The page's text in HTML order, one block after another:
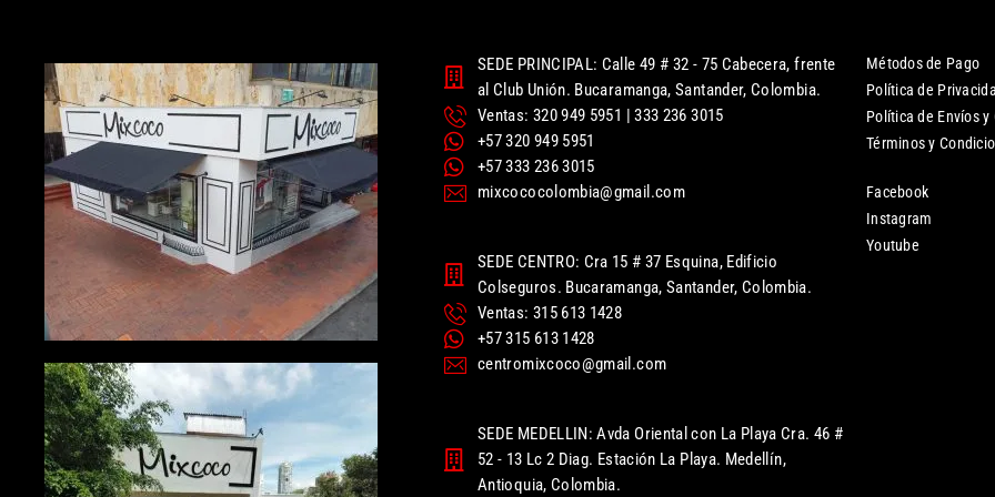
SEDE PRINCIPAL: Calle 49 # 32 - 75 Cabecera, frente
al Club Unión. Bucaramanga, Santander, Colombia.
Ventas: 320 949 5951 | 333 236 3015
+57 320 949 5951
+57 333 236 3015
mixcococolombia@gmail.com
SEDE CENTRO: Cra 15 # 37 Esquina, Edificio
Colseguros. Bucaramanga, Santander, Colombia.
Ventas: 315 613 1428
+57 315 613 1428
centromixcoco@gmail.com
SEDE MEDELLIN: Avda Oriental con La Playa Cra. 46 #
52 - 13 Lc 2 Diag. Estación La Playa. Medellín,
Antioquia, Colombia.
Métodos de Pago
Política de
Política de Envíos y
Términos y
Facebook
Instagram
Youtube